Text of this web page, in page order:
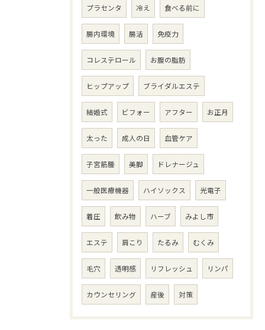
プラセンタ 冷え 食べる前に
腸内環境 腸活 免疫力
コレステロール お腹の脂肪
ヒップアップ ブライダルエステ
結婚式 ビフォー アフター お正月
太った 成人の日 血管ケア
子宮筋腫 美脚 ドレナージュ
一般医療機器 ハイソックス 光電子
着圧 飲み物 ハーブ みよし市
エステ 肩こり たるみ むくみ
毛穴 透明感 リフレッシュ リンパ
カウンセリング 産後 対策